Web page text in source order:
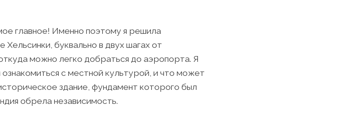
главное! Именно поэтому я решила
Хельсинки, буквально в двух шагах от
можно легко добраться до аэропорта. Я
с местной культурой, и что может
здание, фундамент которого был
обрела независимость.